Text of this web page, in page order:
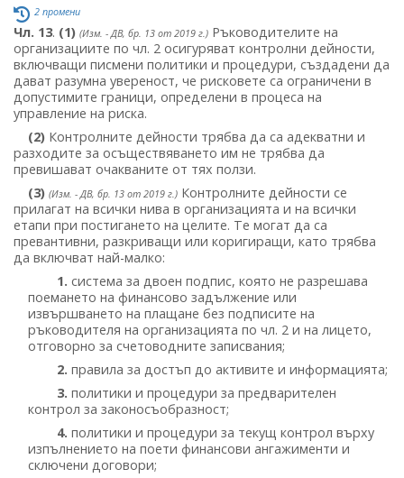
2 промени
Чл. 13. (1) (Изм. - ДВ, бр. 13 от 2019 г.) Ръководителите на
организациите по чл. 2 осигуряват контролни дейности,
включващи писмени политики и процедури, създадени да
дават разумна увереност, че рисковете са ограничени в
допустимите граници, определени в процеса на
управление на риска.
(2) Контролните дейности трябва да са адекватни и
разходите за осъществяването им не трябва да
превишават очакваните от тях ползи.
(3) (Изм. - ДВ, бр. 13 от 2019 г.) Контролните дейности се
прилагат на всички нива в организацията и на всички
етапи при постигането на целите. Те могат да са
превантивни, разкриващи или коригиращи, като трябва
да включват най-малко:
1. система за двоен подпис, която не разрешава
поемането на финансово задължение или
извършването на плащане без подписите на
ръководителя на организацията по чл. 2 и на лицето,
отговорно за счетоводните записвания;
2. правила за достъп до активите и информацията;
3. политики и процедури за предварителен
контрол за законосъобразност;
4. политики и процедури за текущ контрол върху
изпълнението на поети финансови ангажименти и
сключени договори;